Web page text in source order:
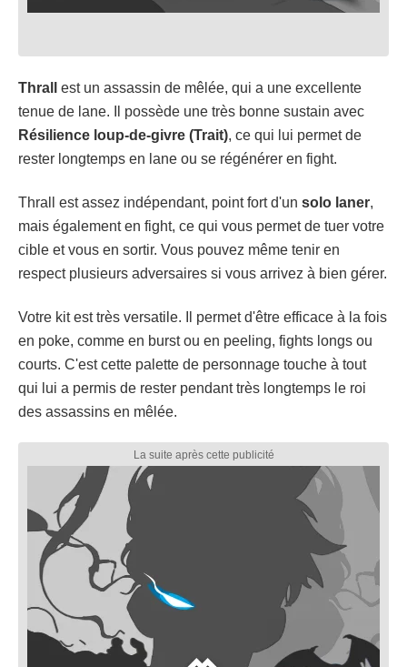
Thrall
est un assassin de mêlée, qui a une excellente
tenue de lane. Il possède une très bonne sustain avec
Résilience loup-de-givre (Trait), ce qui lui permet de
rester longtemps en lane ou se régénérer en fight.
Thrall est assez indépendant, point fort d'un solo laner,
mais également en fight, ce qui vous permet de tuer votre
cible et vous en sortir. Vous pouvez même tenir en
respect plusieurs adversaires si vous arrivez à bien gérer.
Votre kit est très versatile. Il permet d'être efficace à la fois
en poke, comme en burst ou en peeling, fights longs ou
courts. C'est cette palette de personnage touche à tout
qui lui a permis de rester pendant très longtemps le roi
des assassins en mêlée.